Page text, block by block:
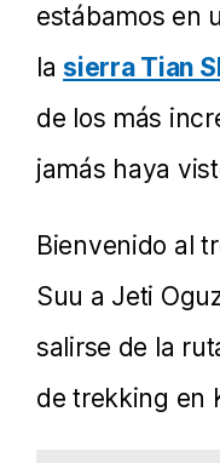
estábamos en
lasierra Tian
de los más
jamás haya
Bienvenido al
Suu a Jeti
salirse de la
de trekking en